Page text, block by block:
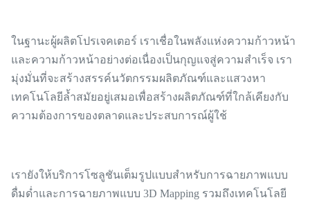
ในฐานะผู้ผลิตโปรเจคเตอร์ เราเชื่อในพลังแห่งความก้าวหน้า
และความก้าวหน้าอย่างต่อเนื่องเป็นกุญแจสู่ความสำเร็จ เรา
มุ่งมั่นที่จะสร้างสรรค์นวัตกรรมผลิตภัณฑ์และแสวงหา
เทคโนโลยีล้ำสมัยอยู่เสมอเพื่อสร้างผลิตภัณฑ์ที่ใกล้เคียงกับ
ความต้องการของตลาดและประสบการณ์ผู้ใช้
เรายังให้บริการโซลูชันเต็มรูปแบบสำหรับการฉายภาพแบบ
ดื่มด่ำและการฉายภาพแบบ 3D Mapping รวมถึงเทคโนโลยี